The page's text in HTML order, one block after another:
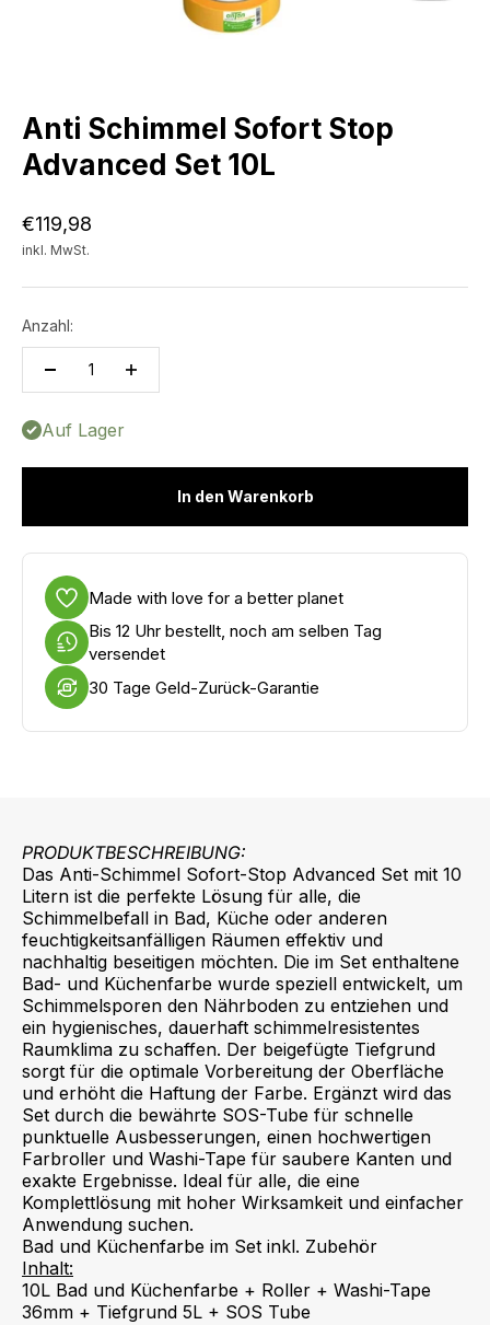
Anti Schimmel Sofort Stop
Advanced Set 10L
Angebot
€119,98
inkl. MwSt.
Anzahl:
Auf Lager
In den Warenkorb
Made with love for a better planet
Bis 12 Uhr bestellt, noch am selben Tag
versendet
30 Tage Geld-Zurück-Garantie
PRODUKTBESCHREIBUNG:
Das Anti-Schimmel Sofort-Stop Advanced Set mit 10
Litern ist die perfekte Lösung für alle, die
Schimmelbefall in Bad, Küche oder anderen
feuchtigkeitsanfälligen Räumen effektiv und
nachhaltig beseitigen möchten. Die im Set enthaltene
Bad- und Küchenfarbe wurde speziell entwickelt, um
Schimmelsporen den Nährboden zu entziehen und
ein hygienisches, dauerhaft schimmelresistentes
Raumklima zu schaffen. Der beigefügte Tiefgrund
sorgt für die optimale Vorbereitung der Oberfläche
und erhöht die Haftung der Farbe. Ergänzt wird das
Set durch die bewährte SOS-Tube für schnelle
punktuelle Ausbesserungen, einen hochwertigen
Farbroller und Washi-Tape für saubere Kanten und
exakte Ergebnisse. Ideal für alle, die eine
Komplettlösung mit hoher Wirksamkeit und einfacher
Anwendung suchen.
Bad und Küchenfarbe im Set inkl. Zubehör
Inhalt:
10L Bad und Küchenfarbe + Roller + Washi-Tape
36mm + Tiefgrund 5L + SOS Tube